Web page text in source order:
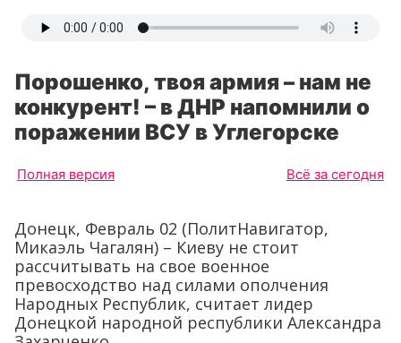
Порошенко, твоя армия – нам не
конкурент! – в ДНР напомнили о
поражении ВСУ в Углегорске
Полная версия Всё за сегодня
Донецк, Февраль 02 (ПолитНавигатор,
Микаэль Чагалян) – Киеву не стоит
рассчитывать на свое военное
превосходство над силами ополчения
Народных Республик, считает лидер
Донецкой народной республики Александра